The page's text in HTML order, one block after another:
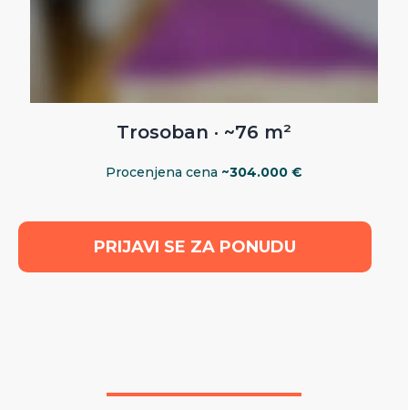
Trosoban · ~76 m²
Procenjena cena ~304.000 €
PRIJAVI SE ZA PONUDU